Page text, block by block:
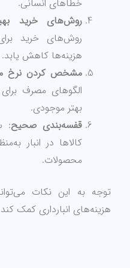
خطاهای انسانی.
روش‌های خرید
روش‌های خرید
هزینه‌ها کاهش یابد.
مشخص کردن نرخ
الگوهای مصرف برای
بهتر موجودی.
قفسه‌بندی صحیح:
کالاها در انبار
محصولات.
توجه به این نکات
هزینه‌های انبارداری کمک